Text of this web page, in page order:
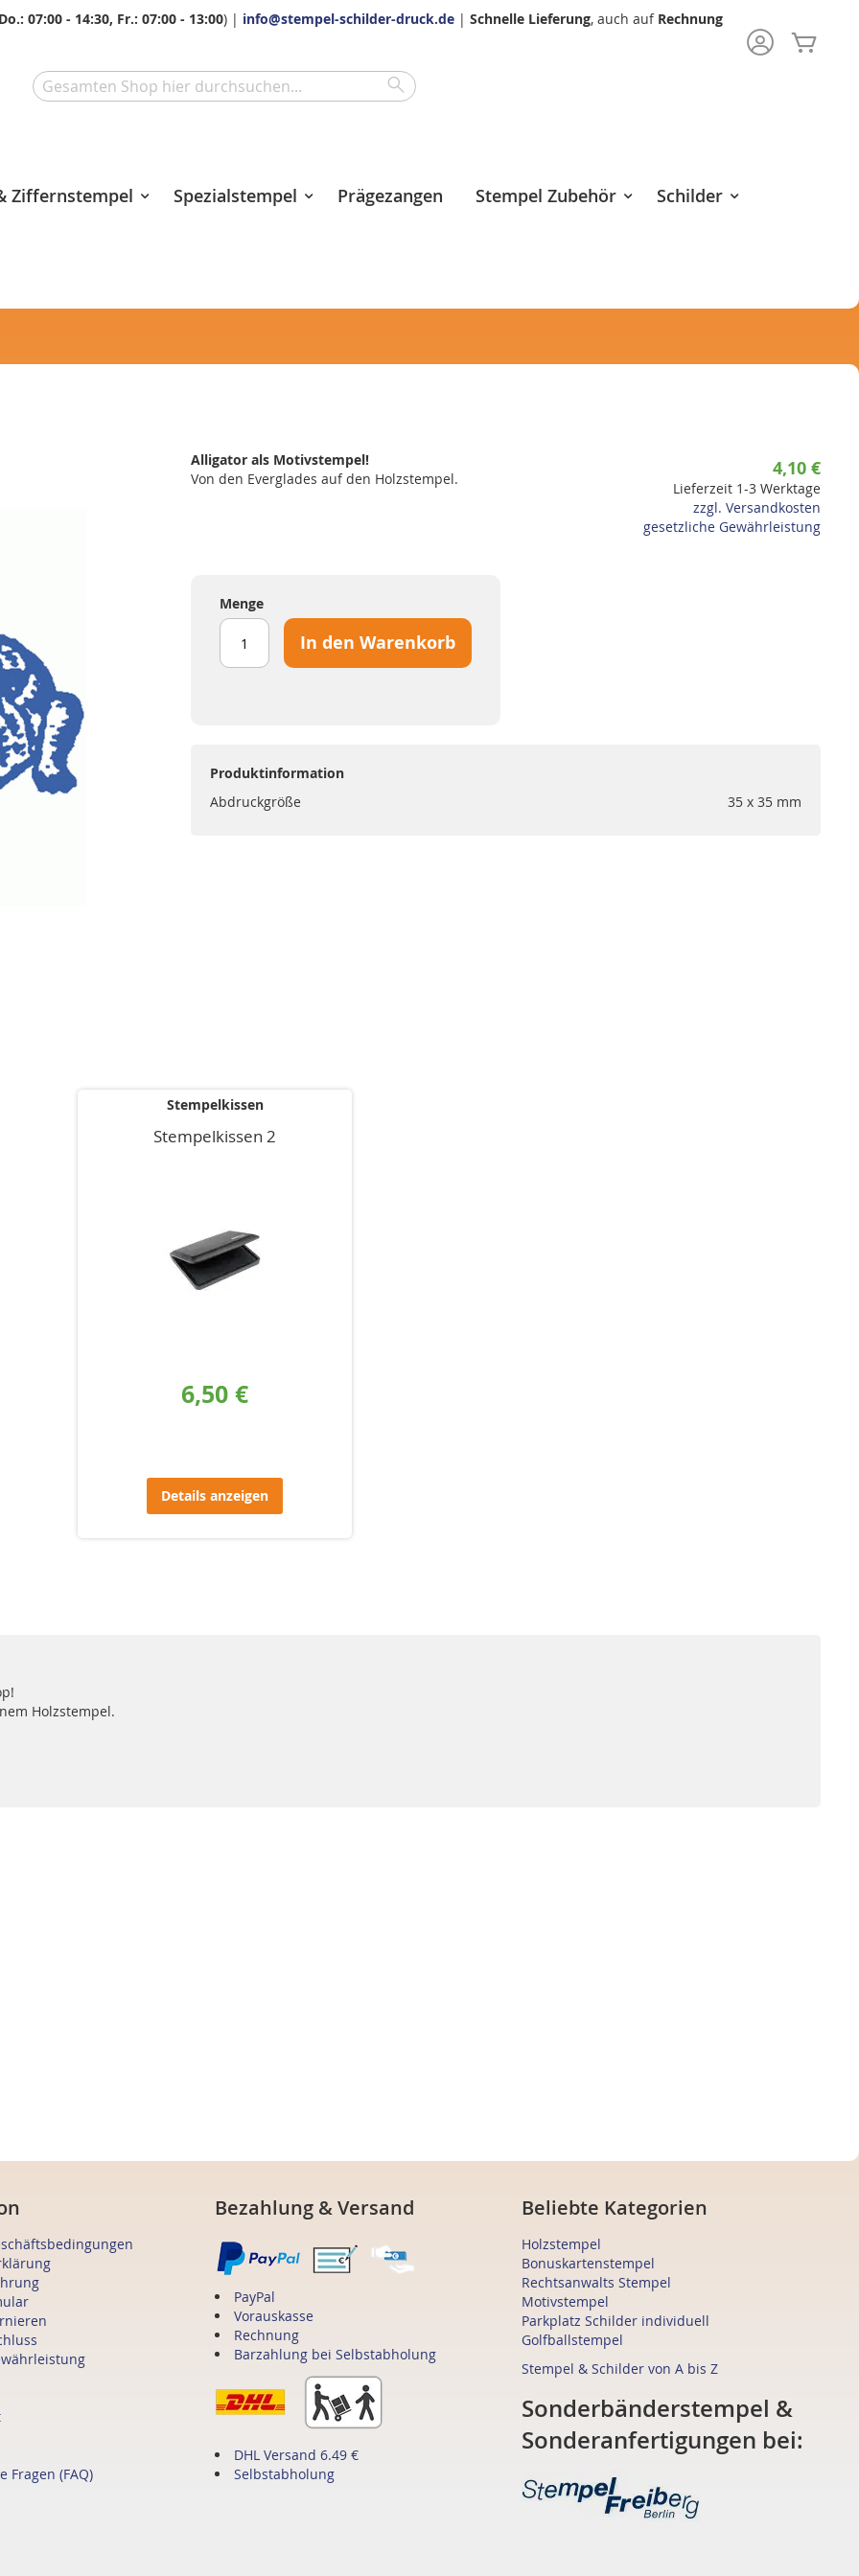
07:00 - 14:30, Fr.: 07:00 - 13:00) | info@stempel-schilder-druck.de | Schnelle Lieferung, auch auf Rechnung
Search
Ziffernstempel Spezialstempel Prägezangen Stempel Zubehör Schilder
4,10 €
Lieferzeit 1-3 Werktage
zzgl. Versandkosten
gesetzliche Gewährleistung
Alligator als Motivstempel!
Von den Everglades auf den Holzstempel.
Menge
In den Warenkorb
Produktinformation
Abdruckgröße
35 x 35 mm
Stempelkissen
Stempelkissen 2
6,50 €
Details anzeigen
Holzstempel.
Fragen (FAQ)
Bezahlung & Versand
PayPal
Vorauskasse
Rechnung
Barzahlung bei Selbstabholung
DHL Versand 6.49 €
Selbstabholung
Beliebte Kategorien
Holzstempel
Bonuskartenstempel
Rechtsanwalts Stempel
Motivstempel
Parkplatz Schilder individuell
Golfballstempel
Stempel & Schilder von A bis Z
Sonderbänderstempel &
Sonderanfertigungen bei: